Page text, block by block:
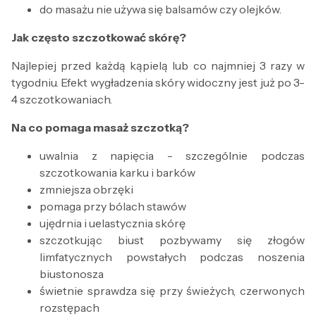
do masażu nie używa się balsamów czy olejków.
Jak często szczotkować skórę?
Najlepiej przed każdą kąpielą lub co najmniej 3 razy w
tygodniu. Efekt wygładzenia skóry widoczny jest już po 3-
4 szczotkowaniach.
Na co pomaga masaż szczotką?
uwalnia z napięcia - szczególnie podczas
szczotkowania karku i barków
zmniejsza obrzęki
pomaga przy bólach stawów
ujędrnia i uelastycznia skórę
szczotkując biust pozbywamy się złogów
limfatycznych powstałych podczas noszenia
biustonosza
świetnie sprawdza się przy świeżych, czerwonych
rozstępach